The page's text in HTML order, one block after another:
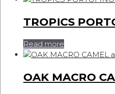
TROPICS
Read more
OAK MACRO